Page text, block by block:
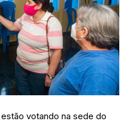
votando na sede do